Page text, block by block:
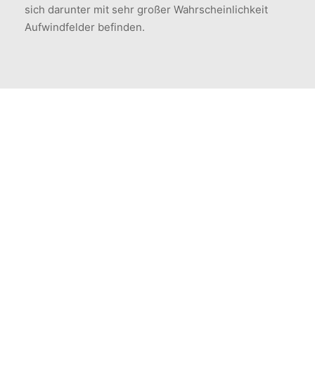
sich darunter mit sehr großer Wahrscheinlichkeit
Aufwindfelder befinden.